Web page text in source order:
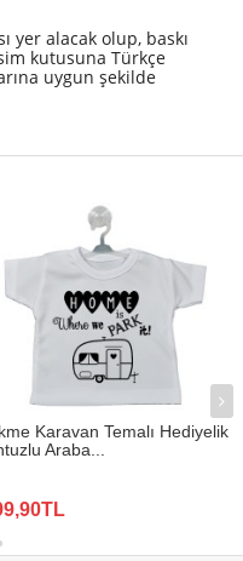
yer alacak olup, baskı
kutusuna Türkçe
uygun şekilde
Karavan Temalı Hediyelik
Araba...